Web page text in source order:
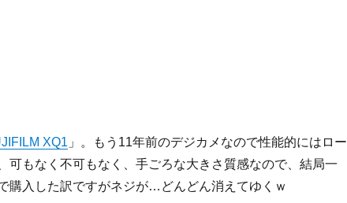
XQ1 」。もう11年前のデジカメなので性能的にはロー
可もなく不可もなく、手ごろな大きさ質感なので、結局一
購入した訳ですがネジが…どんどん消えてゆくｗ